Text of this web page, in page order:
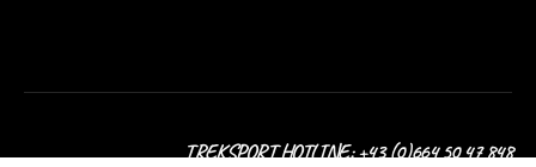
TREKSPORT HOTLINE: +43 (0)664 50 47 848